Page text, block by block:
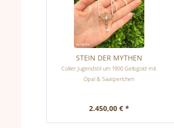
STEIN DER MYTHEN
Collier Jugendstil um 1900 Gelbgold mit
Opal & Saatperlchen
2.450,00 € *